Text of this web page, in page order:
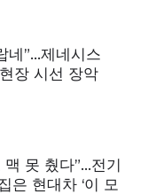
네”…제네시스
장 시선 장악
맥 못 췄다”…전기
은 현대차 ‘이 모